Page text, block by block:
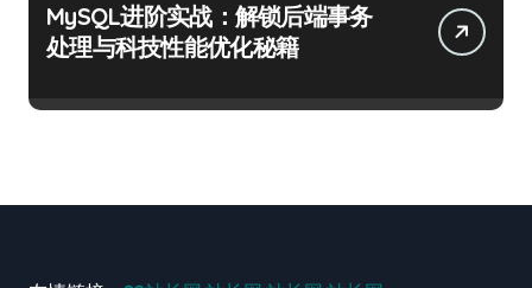
MySQL进阶实战：解锁后端事务
处理与科技性能优化秘籍